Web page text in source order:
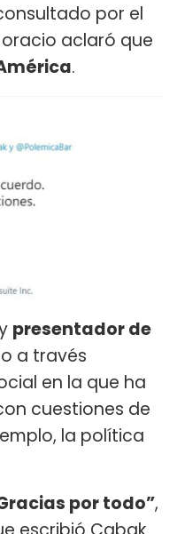
por el
aclaró que
.
presentador de
a través
en la que ha
cuestiones de
la política
por todo”,